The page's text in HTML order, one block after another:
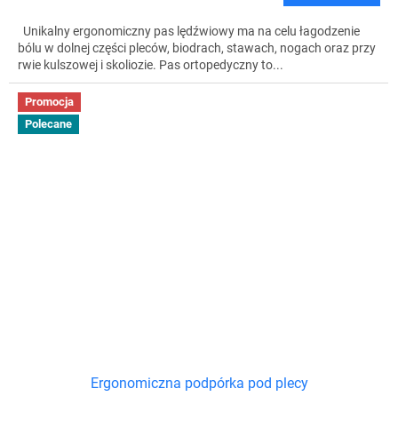
Unikalny ergonomiczny pas lędźwiowy ma na celu łagodzenie
bólu w dolnej części pleców, biodrach, stawach, nogach oraz przy
rwie kulszowej i skoliozie. Pas ortopedyczny to...
Promocja
Polecane
Ergonomiczna podpórka pod plecy